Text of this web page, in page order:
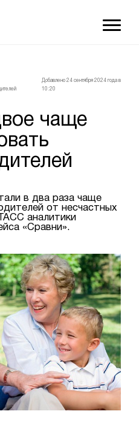
Добавлено 24 сентября 2024 года в
10:20
чаще
в два раза чаще
от несчастных
аналитики
«Сравни».